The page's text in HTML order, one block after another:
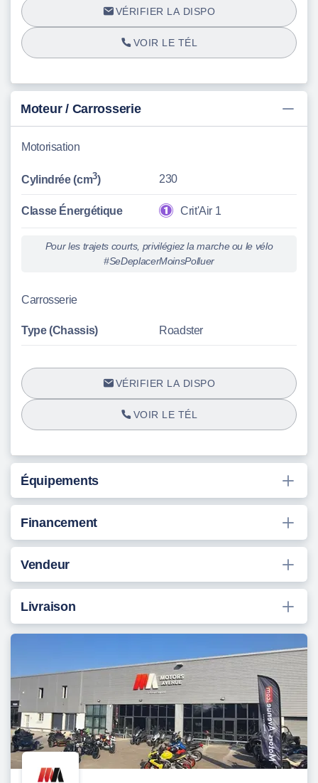
VÉRIFIER LA DISPO
VOIR LE TÉL
Moteur / Carrosserie
Motorisation
Cylindrée (cm3) 230
Classe Énergétique Crit'Air 1
Pour les trajets courts, privilégiez la marche ou le vélo
#SeDeplacerMoinsPolluer
Carrosserie
Type (Chassis) Roadster
VÉRIFIER LA DISPO
VOIR LE TÉL
Équipements
Financement
Vendeur
Livraison